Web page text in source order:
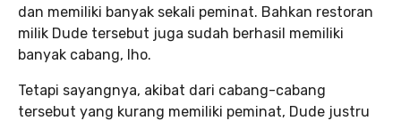
dan memiliki banyak sekali peminat. Bahkan restoran
milik Dude tersebut juga sudah berhasil memiliki
banyak cabang, lho.
Tetapi sayangnya, akibat dari cabang-cabang
tersebut yang kurang memiliki peminat, Dude justru